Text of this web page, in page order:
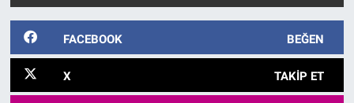
FACEBOOK BEĞEN
X TAKIP ET